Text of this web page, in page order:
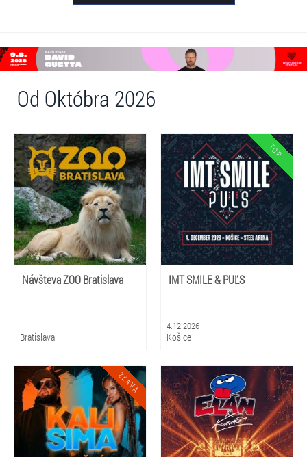
Od Októbra 2026
Návšteva ZOO Bratislava
Bratislava
IMT SMILE & PUĽS
4.12.2026
Košice